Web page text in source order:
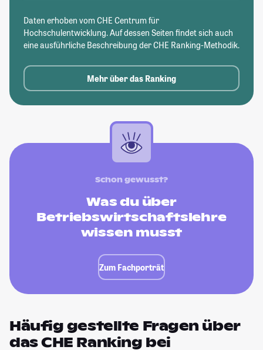
Daten erhoben vom CHE Centrum für
Hochschulentwicklung. Auf dessen Seiten findet sich auch
eine ausführliche Beschreibung der CHE Ranking-Methodik.
Mehr über das Ranking
Schon gewusst?
Was du über
Betriebswirtschaftslehre
wissen musst
Zum Fachporträt
Häufig gestellte Fragen über
das CHE Ranking bei